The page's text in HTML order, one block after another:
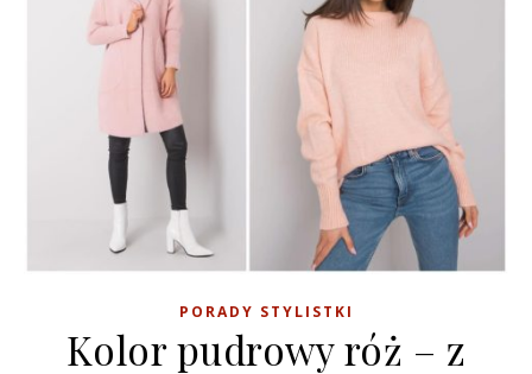
PORADY STYLISTKI
Kolor pudrowy róż – z